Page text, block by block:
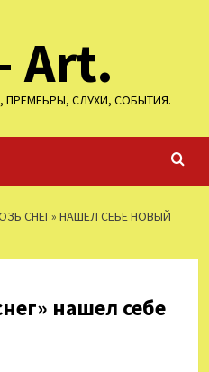
Art.
ПРЕМЕЬРЫ, СЛУХИ, СОБЫТИЯ.
СНЕГ» НАШЕЛ СЕБЕ НОВЫЙ
нашел себе